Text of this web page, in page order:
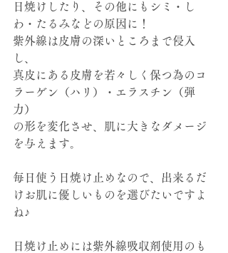
日焼けしたり、その他にもシミ・し
わ・たるみなどの原因に！
紫外線は皮膚の深いところまで侵入
し、
真皮にある皮膚を若々しく保つ為のコ
ラーゲン（ハリ）・エラスチン（弾
力）
の形を変化させ、肌に大きなダメージ
を与えます。
毎日使う日焼け止めなので、出来るだ
けお肌に優しいものを選びたいですよ
ね♪
日焼け止めには紫外線吸収剤使用のも